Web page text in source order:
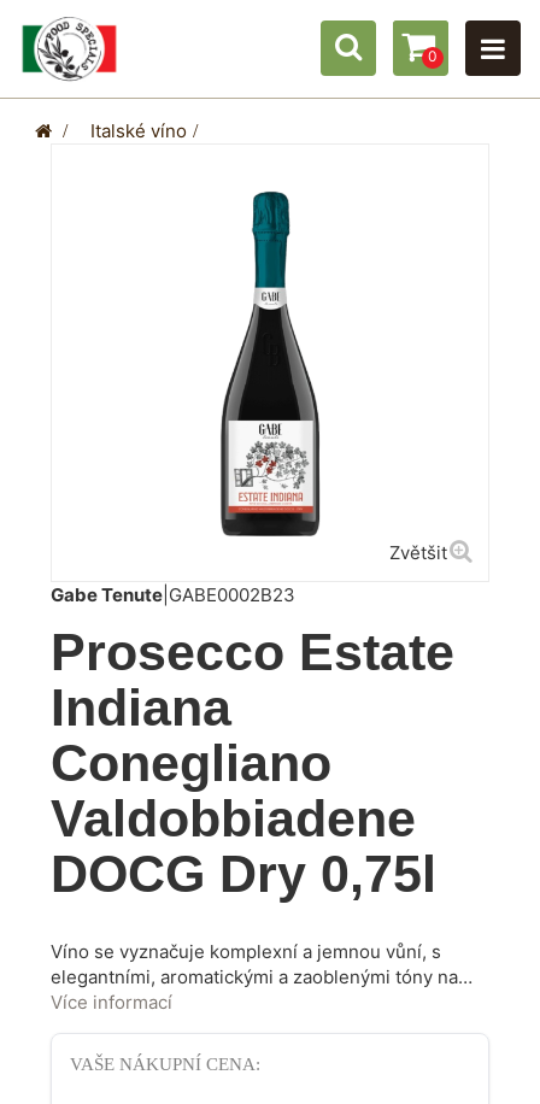
0
> Italské víno >
Zvětšit
Gabe Tenute GABE0002B23
Prosecco Estate
Indiana
Conegliano
Valdobbiadene
DOCG Dry 0,75l
Víno se vyznačuje komplexní a jemnou vůní, s
elegantními, aromatickými a zaoblenými tóny na
patře. Je dobře strukturované, svěží, vyvážené s
převážně svěží ovocnou vůní a středomořskými
kořenitými tóny. Hrozny odrůdy Glera použité k
výrobě tohoto šumivého vína se sklízejí později,
Více informací
VAŠE NÁKUPNÍ CENA: